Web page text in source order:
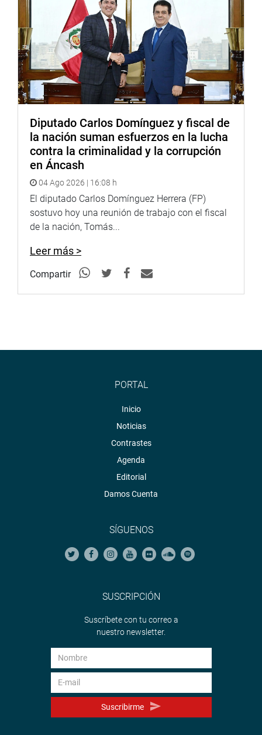
Diputado Carlos Domínguez y fiscal de
la nación suman esfuerzos en la lucha
contra la criminalidad y la corrupción
en Áncash
04 Ago 2026 | 16:08 h
El diputado Carlos Domínguez Herrera (FP)
sostuvo hoy una reunión de trabajo con el fiscal
de la nación, Tomás...
Leer más >
Compartir
PORTAL
Inicio
Noticias
Contrastes
Agenda
Editorial
Damos Cuenta
SÍGUENOS
SUSCRIPCIÓN
Suscríbete con tu correo a
nuestro newsletter.
Suscribirme